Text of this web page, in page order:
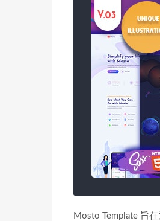
Mosto Template 旨